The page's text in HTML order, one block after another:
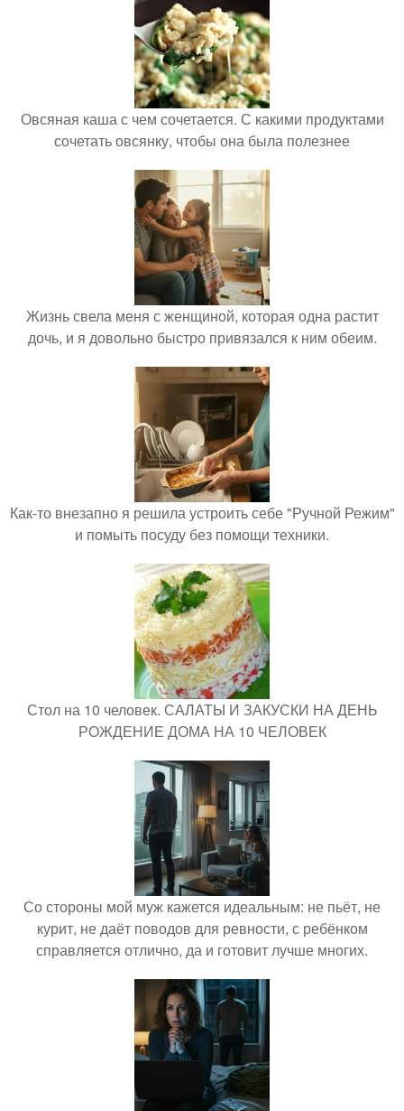
Овсяная каша с чем сочетается. С какими продуктами
сочетать овсянку, чтобы она была полезнее
Жизнь свела меня с женщиной, которая одна растит
дочь, и я довольно быстро привязался к ним обеим.
Как-то внезапно я решила устроить себе "Ручной Режим"
и помыть посуду без помощи техники.
Стол на 10 человек. САЛАТЫ И ЗАКУСКИ НА ДЕНЬ
РОЖДЕНИЕ ДОМА НА 10 ЧЕЛОВЕК
Со стороны мой муж кажется идеальным: не пьёт, не
курит, не даёт поводов для ревности, с ребёнком
справляется отлично, да и готовит лучше многих.